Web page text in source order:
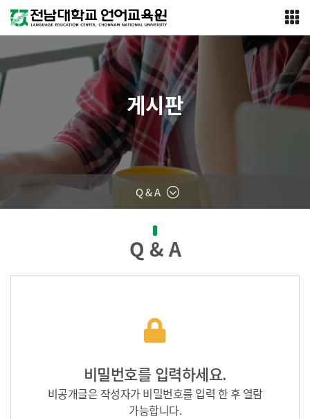
Q & A
게시판
Q & A
비밀번호를 입력하세요.
비공개글은 작성자가 비밀번호를 입력 한 후 열람
가능합니다.